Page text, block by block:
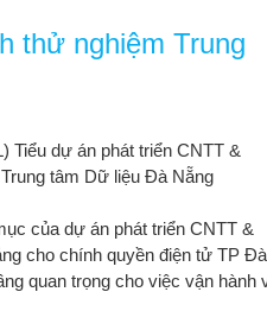
thử nghiệm Trung
Tiểu dự án phát triển CNTT &
tâm Dữ liệu Đà Nẵng
của dự án phát triển CNTT &
cho chính quyền điện tử TP Đà
quan trọng cho việc vận hành